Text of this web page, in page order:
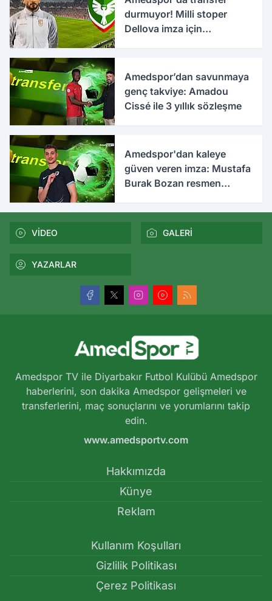
durmuyor! Milli stoper
Dellova imza için
Amedspor’dan savunmaya
genç takviye: Amadou
Cissé ile 3 yıllık sözleşme
Amedspor'dan kaleye
güven veren imza: Mustafa
Burak Bozan resmen
VİDEO GALERİ
YAZARLAR
Amedspor TV ile Diyarbakır Futbol Kulübü Amedspor
haberlerini, son dakika Amedspor gelişmeleri ve
transferlerini, maç sonuçlarını ve yorumlarını takip
edin.
www.amedsportv.com
Hakkımızda
Künye
Reklam
Kullanım Koşulları
Gizlilik Politikası
Çerez Politikası